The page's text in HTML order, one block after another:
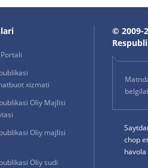
xizmati
Oliy Majlisi
Oliy majlisi
Oliy sudi
© 2009-
chop